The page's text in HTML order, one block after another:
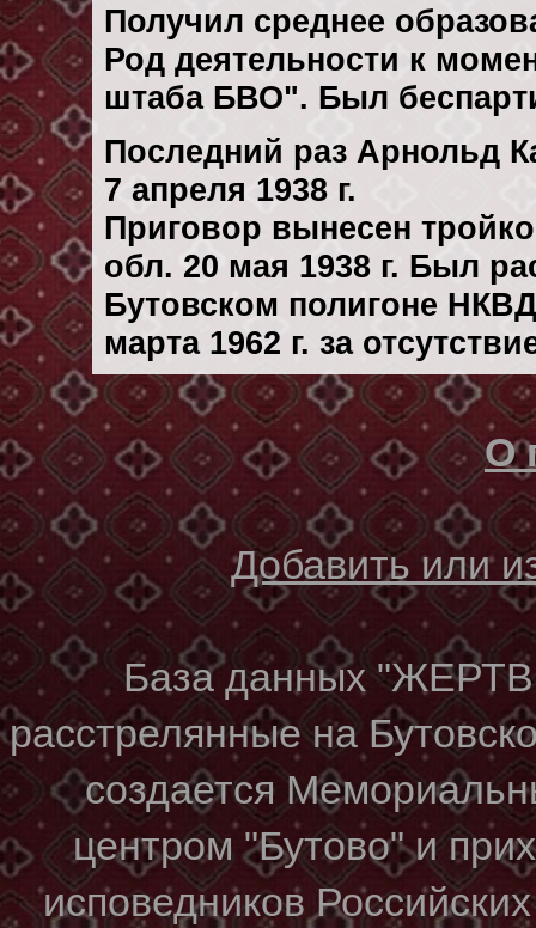
Получил среднее
Род деятельности к
штаба БВО". Был
Последний раз Арнольд
7 апреля 1938 г.
Приговор вынесен
обл. 20 мая 1938 г. Был
Бутовском полигоне
марта 1962 г. за
О
Добавить или
База данных
расстрелянные на
создается
центром "Бутово" и
исповедников